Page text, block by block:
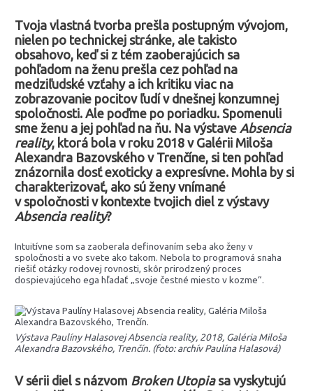
Tvoja vlastná tvorba prešla postupným vývojom,
nielen po technickej stránke, ale takisto
obsahovo, keď si z tém zaoberajúcich sa
pohľadom na ženu prešla cez pohľad na
medziľudské vzťahy a ich kritiku viac na
zobrazovanie pocitov ľudí v dnešnej konzumnej
spoločnosti. Ale poďme po poriadku. Spomenuli
sme ženu a jej pohľad na ňu. Na výstaveAbsencia
reality, ktorá bola v roku 2018 v Galérii Miloša
Alexandra Bazovského v Trenčíne, si ten pohľad
znázornila dosť exoticky a expresívne. Mohla by si
charakterizovať, ako sú ženy vnímané
v spoločnosti v kontexte tvojich diel z výstavy
Absencia reality?
Intuitívne som sa zaoberala definovaním seba ako ženy v
spoločnosti a vo svete ako takom. Nebola to programová snaha
riešiť otázky rodovej rovnosti, skôr prirodzený proces
dospievajúceho ega hľadať „svoje čestné miesto v kozme“.
Výstava Paulíny Halasovej Absencia reality, 2018, Galéria Miloša
Alexandra Bazovského, Trenčín. (foto: archív Paulína Halasová)
V sérii diel s názvom Broken Utopiasa vyskytujú